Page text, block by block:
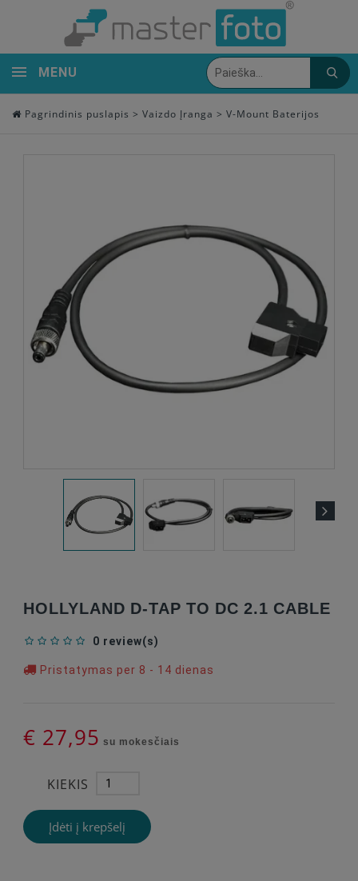
MENU
Pagrindinis puslapis > Vaizdo Įranga > V-Mount Baterijos
HOLLYLAND D-TAP TO DC 2.1 CABLE
0 review(s)
Pristatymas per 8 - 14 dienas
€ 27,95 su mokesčiais
KIEKIS
Įdėti į krepšelį